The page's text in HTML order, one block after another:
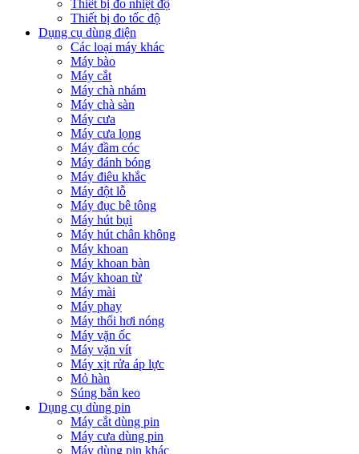
Thiết bị đo nhiệt độ
Thiết bị đo tốc độ
Dụng cụ dùng điện
Các loại máy khác
Máy bào
Máy cắt
Máy chà nhám
Máy chà sàn
Máy cưa
Máy cưa lọng
Máy đầm cóc
Máy đánh bóng
Máy điêu khắc
Máy đột lỗ
Máy đục bê tông
Máy hút bụi
Máy hút chân không
Máy khoan
Máy khoan bàn
Máy khoan từ
Máy mài
Máy phay
Máy thổi hơi nóng
Máy vặn ốc
Máy vặn vít
Máy xịt rửa áp lực
Mỏ hàn
Súng bắn keo
Dụng cụ dùng pin
Máy cắt dùng pin
Máy cưa dùng pin
Máy dùng pin khác